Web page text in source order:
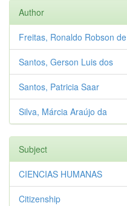
Author
Freitas, Ronaldo Robson de
Santos, Gerson Luis dos
Santos, Patricia Saar
Silva, Márcia Araújo da
Subject
CIENCIAS HUMANAS
Citizenship